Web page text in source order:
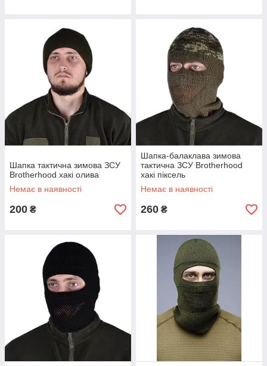
Шапка тактична зимова ЗСУ
Brotherhood хакі олива
Немає в наявності
200 ₴
Шапка-балаклава зимова
тактична ЗСУ Brotherhood
хакі піксель
Немає в наявності
260 ₴